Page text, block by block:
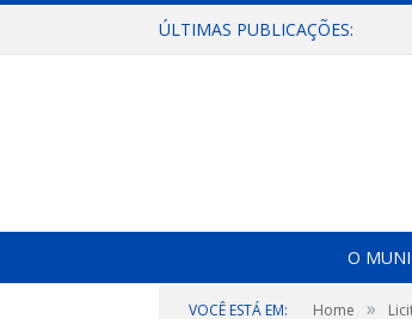
ÚLTIMAS PUBLICAÇÕES:
O
VOCÊ ESTÁ EM: Home »